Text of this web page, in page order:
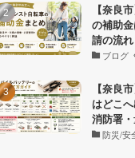
【奈良
の補助
請の流れ
ブログ
【奈良
はどこ
消防署
防災/安